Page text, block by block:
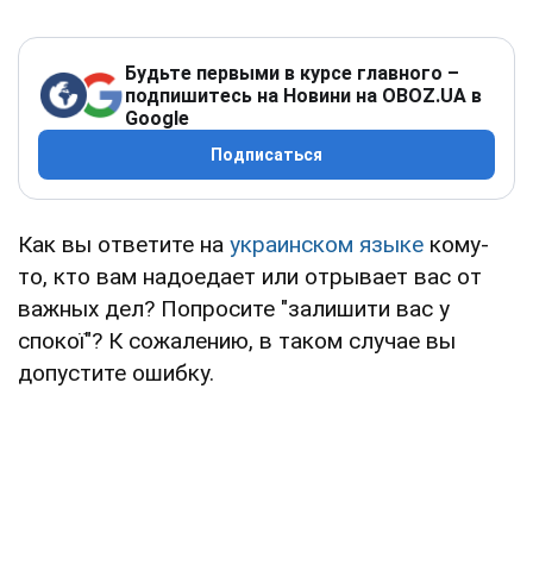
Будьте первыми в курсе главного –
подпишитесь на Новини на OBOZ.UA в
Google
Подписаться
Как вы ответите на украинском языке кому-
то, кто вам надоедает или отрывает вас от
важных дел? Попросите "залишити вас у
спокої"? К сожалению, в таком случае вы
допустите ошибку.